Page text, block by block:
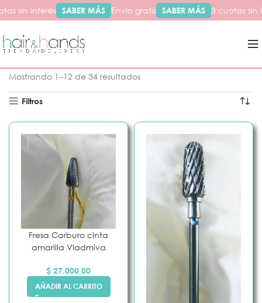
sin interés SABER MÁS Envío gratis SABER MÁS 3 cuotas sin
Mostrando 1–12 de 34 resultados
Filtros
Fresa Carburo cinta
amarilla Vladmiva
$ 27.000,00
AÑADIR AL CARRITO